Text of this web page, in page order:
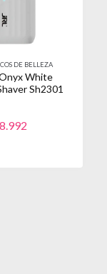
DE BELLEZA
White
Sh2301